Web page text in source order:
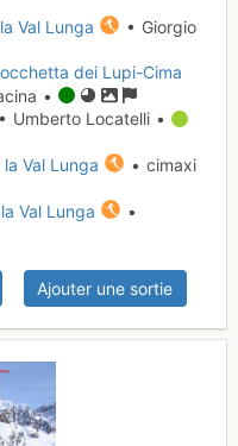
Val Lunga
• Giorgio
dei Lupi-Cima
•
• Umberto Locatelli •
Val Lunga
• cimaxi
Val Lunga
•
Ajouter une sortie